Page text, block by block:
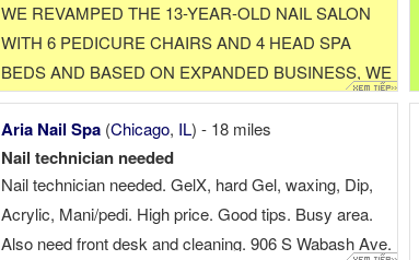
WE REVAMPED THE 13-YEAR-OLD NAIL SALON
WITH 6 PEDICURE CHAIRS AND 4 HEAD SPA
BEDS AND BASED ON EXPANDED BUSINESS, WE
WANT TO ADD 1 MORE EXPERIENCED (AT LEAST
2 YEARS) NAIL TECHNICIAN. WORKING
SCHEDULE IS FLEXIBLE,PART TIME OR 4+ DAYS
AND OUR BUSINESS ...
Aria Nail Spa (Chicago, IL) - 18 miles
Nail technician needed
Nail technician needed. GelX, hard Gel, waxing, Dip,
Acrylic, Mani/pedi. High price. Good tips. Busy area.
Also need front desk and cleaning. 906 S Wabash Ave.